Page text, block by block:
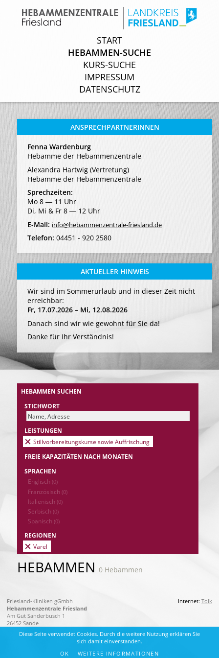
START
HEBAMMEN-SUCHE
KURS-SUCHE
IMPRESSUM
DATENSCHUTZ
START
HEBAMMEN-SUCHE
KURS-SUCHE
IMPRESSUM
DATENSCHUTZ
ANSPRECHPARTNERINNEN
Fenna Wardenburg
Hebamme der Hebammenzentrale
Alexandra Hartwig (Vertretung)
Hebamme der Hebammenzentrale
Sprechzeiten:
Mo 8 ― 11 Uhr
Di, Mi & Fr 8 ― 12 Uhr
E-Mail: info@hebammenzentrale-friesland.de
Telefon: 04451 - 920 2580
AKTUELLER HINWEIS
Wir sind im Sommerurlaub und in dieser Zeit nicht
erreichbar:
Fr, 17.07.2026 – Mi, 12.08.2026
Danach sind wir wie gewohnt für Sie da!
Danke für Ihr Verständnis!
HEBAMMEN SUCHEN
STICHWORT
LEISTUNGEN
Stillvorbereitungskurse sowie Auffrischung
FREIE KAPAZITÄTEN NACH MONATEN
SPRACHEN
Englisch (0)
Französisch (0)
Italienisch (0)
Serbisch (0)
Spanisch (0)
REGIONEN
Varel
HEBAMMEN 0 Hebammen
Internet: Tolk
Friesland-Kliniken gGmbh
Hebammenzentrale Friesland
Am Gut Sanderbusch 1
26452 Sande
Diese Seite verwendet Cookies. Durch die weitere Nutzung erklären Sie
sich damit einverstanden.
OK
WEITERE INFORMATIONEN